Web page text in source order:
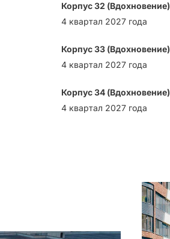
Корпус 32 (Вдохновение)
4 квартал 2027 года
Корпус 33 (Вдохновение)
4 квартал 2027 года
Корпус 34 (Вдохновение)
4 квартал 2027 года